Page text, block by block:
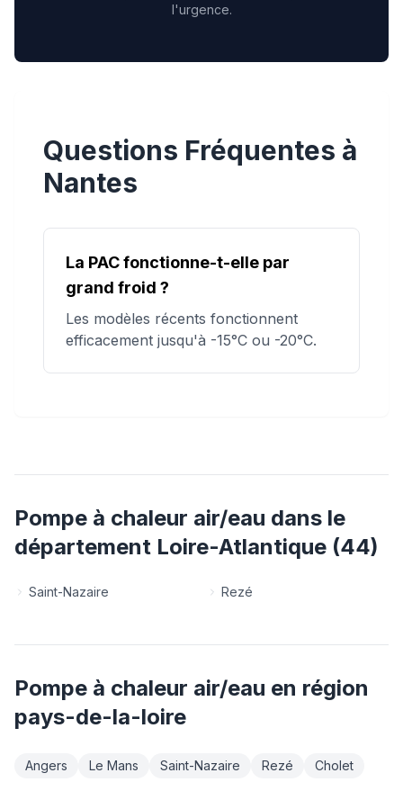
l'urgence.
Questions Fréquentes à
Nantes
La PAC fonctionne-t-elle par
grand froid ?
Les modèles récents fonctionnent
efficacement jusqu'à -15°C ou -20°C.
Pompe à chaleur air/eau dans le
département Loire-Atlantique (44)
Saint-Nazaire Rezé
Pompe à chaleur air/eau en région
pays-de-la-loire
Angers Le Mans Saint-Nazaire Rezé Cholet